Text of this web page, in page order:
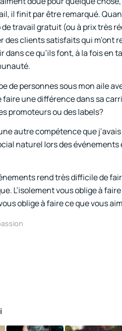
il finit par être remarqué.
travail gratuit (ou à prix très
des clients satisfaits qui m’ont
dans ce qu’ils font, à la fois
de personnes sous mon aile
une différence dans sa
promoteurs ou des labels?
autre compétence que
naturel lors des
rend très difficile de
L’isolement vous oblige à
oblige à faire ce que vous